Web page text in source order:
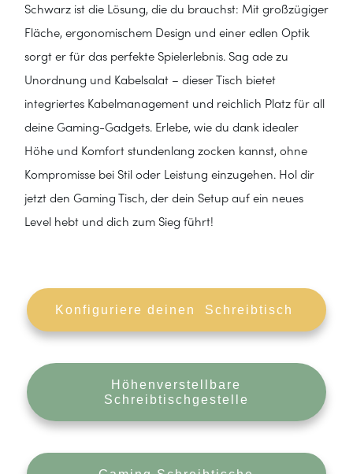
Schwarz ist die Lösung, die du brauchst: Mit großzügiger
Fläche, ergonomischem Design und einer edlen Optik
sorgt er für das perfekte Spielerlebnis. Sag ade zu
Unordnung und Kabelsalat – dieser Tisch bietet
integriertes Kabelmanagement und reichlich Platz für all
deine Gaming-Gadgets. Erlebe, wie du dank idealer
Höhe und Komfort stundenlang zocken kannst, ohne
Kompromisse bei Stil oder Leistung einzugehen. Hol dir
jetzt den Gaming Tisch, der dein Setup auf ein neues
Level hebt und dich zum Sieg führt!
Konfiguriere deinen Schreibtisch
Höhenverstellbare
Schreibtischgestelle